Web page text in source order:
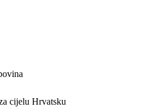
cijelu Hrvatsku